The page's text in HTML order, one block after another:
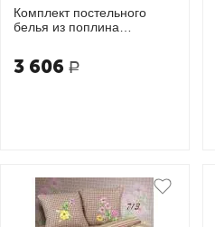
Комплект постельного
белья из поплина
3 606 Р